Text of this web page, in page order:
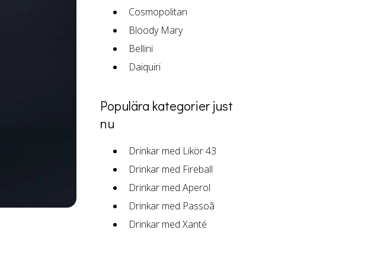
Cosmopolitan
Bloody Mary
Bellini
Daiquiri
Populära kategorier just
nu
Drinkar med Likör 43
Drinkar med Fireball
Drinkar med Aperol
Drinkar med Passoã
Drinkar med Xanté